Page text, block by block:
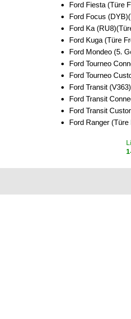
Ford Fiesta (Türe
Ford Focus
Ford Ka
Ford Kuga (Türe
Ford Mondeo (5.
Ford Tourneo
Ford Tourneo
Ford Transit
Ford Transit
Ford Transit
Ford Ranger